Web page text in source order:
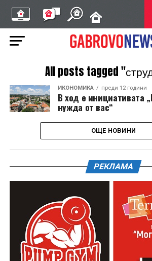
All posts tagged
ИКОНОМИКА преди 12 години
В ход е инициативата
нужда от вас“
ОЩЕ НОВИНИ
РЕКЛАМА